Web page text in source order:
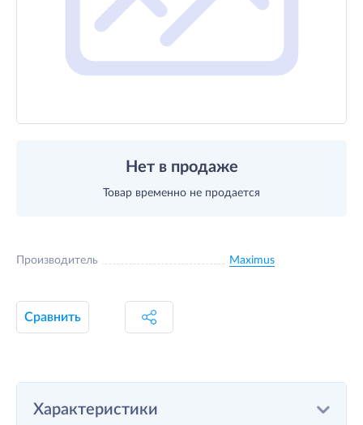
Нет в продаже
Товар временно не продается
Производитель Maximus
Сравнить
Характеристики